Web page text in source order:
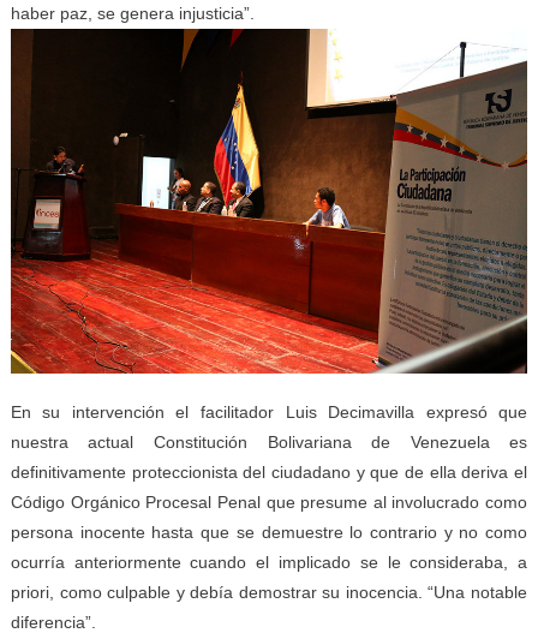
haber paz, se genera injusticia”.
En su intervención el facilitador Luis Decimavilla expresó que
nuestra actual Constitución Bolivariana de Venezuela es
definitivamente proteccionista del ciudadano y que de ella deriva el
Código Orgánico Procesal Penal que presume al involucrado como
persona inocente hasta que se demuestre lo contrario y no como
ocurría anteriormente cuando el implicado se le consideraba, a
priori, como culpable y debía demostrar su inocencia. “Una notable
diferencia”.